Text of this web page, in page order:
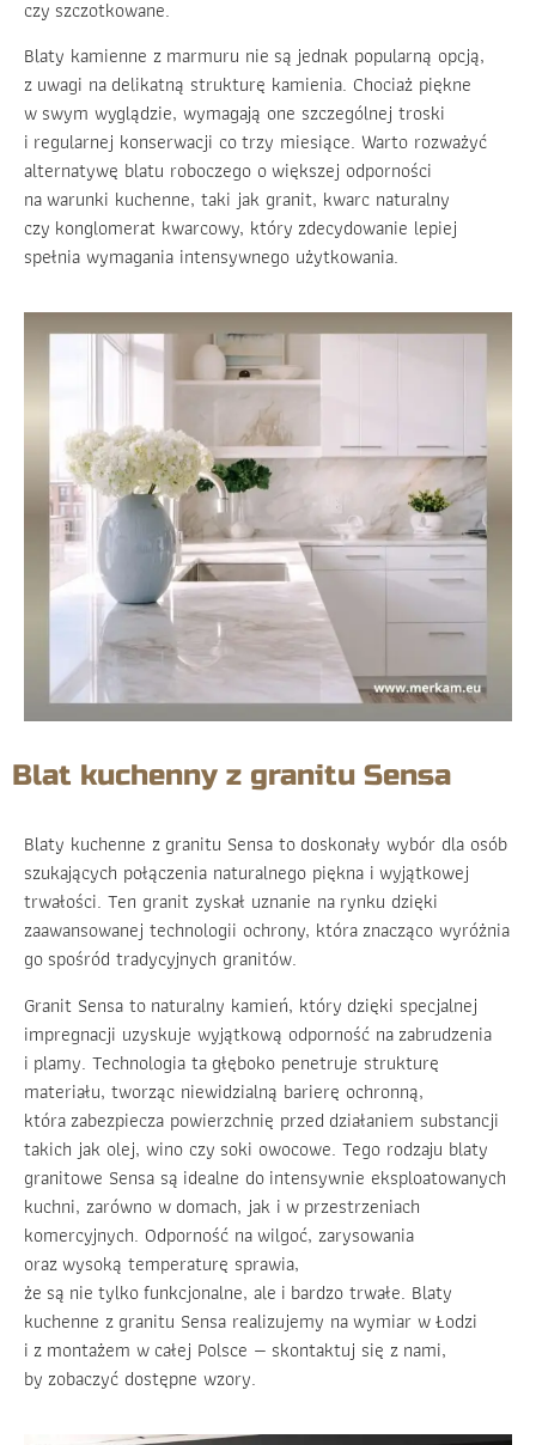
czy szczotkowane.
Blaty kamienne z marmuru nie są jednak popularną opcją,
z uwagi na delikatną strukturę kamienia. Chociaż piękne
w swym wyglądzie, wymagają one szczególnej troski
i regularnej konserwacji co trzy miesiące. Warto rozważyć
alternatywę blatu roboczego o większej odporności
na warunki kuchenne, taki jak granit, kwarc naturalny
czy konglomerat kwarcowy, który zdecydowanie lepiej
spełnia wymagania intensywnego użytkowania.
Blat kuchenny z granitu Sensa
Blaty kuchenne z granitu Sensa to doskonały wybór dla osób
szukających połączenia naturalnego piękna i wyjątkowej
trwałości. Ten granit zyskał uznanie na rynku dzięki
zaawansowanej technologii ochrony, która znacząco wyróżnia
go spośród tradycyjnych granitów.
Granit Sensa to naturalny kamień, który dzięki specjalnej
impregnacji uzyskuje wyjątkową odporność na zabrudzenia
i plamy. Technologia ta głęboko penetruje strukturę
materiału, tworząc niewidzialną barierę ochronną,
która zabezpiecza powierzchnię przed działaniem substancji
takich jak olej, wino czy soki owocowe. Tego rodzaju blaty
granitowe Sensa są idealne do intensywnie eksploatowanych
kuchni, zarówno w domach, jak i w przestrzeniach
komercyjnych. Odporność na wilgoć, zarysowania
oraz wysoką temperaturę sprawia,
że są nie tylko funkcjonalne, ale i bardzo trwałe. Blaty
kuchenne z granitu Sensa realizujemy na wymiar w Łodzi
i z montażem w całej Polsce — skontaktuj się z nami,
by zobaczyć dostępne wzory.